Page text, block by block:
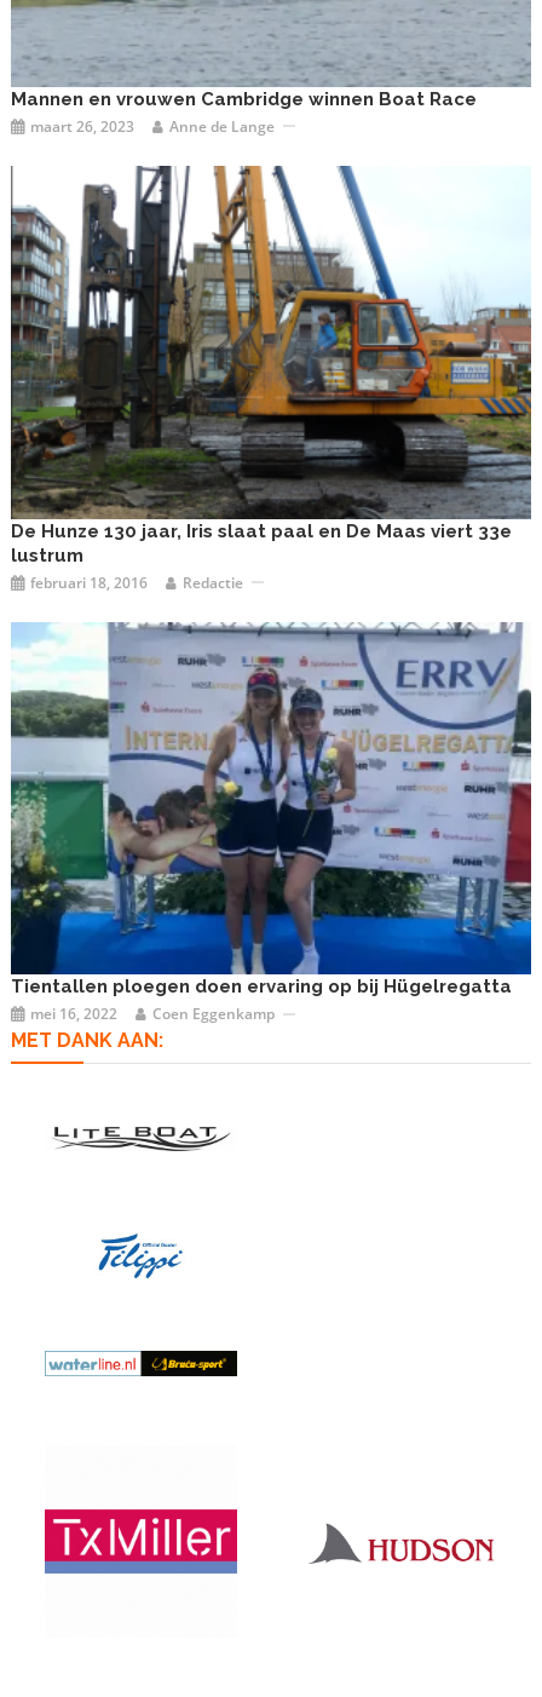
Mannen en vrouwen Cambridge winnen Boat Race
maart 26, 2023 Anne de Lange
De Hunze 130 jaar, Iris slaat paal en De Maas viert 33e
lustrum
februari 18, 2016 Redactie
Tientallen ploegen doen ervaring op bij Hügelregatta
mei 16, 2022 Coen Eggenkamp
MET DANK AAN: